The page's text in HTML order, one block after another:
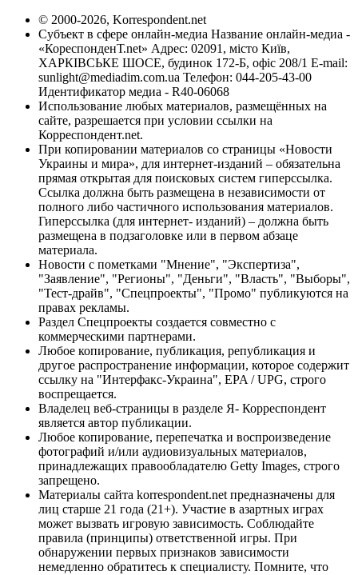
© 2000-2026, Korrespondent.net
Субъект в сфере онлайн-медиа Название онлайн-медиа -
«КореспонденТ.net» Адрес: 02091, місто Київ,
ХАРКІВСЬКЕ ШОСЕ, будинок 172-Б, офіс 208/1 E-mail:
sunlight@mediadim.com.ua Телефон: 044-205-43-00
Идентификатор медиа - R40-06068
Использование любых материалов, размещённых на
сайте, разрешается при условии ссылки на
Корреспондент.net.
При копировании материалов со страницы «Новости
Украины и мира», для интернет-изданий – обязательна
прямая открытая для поисковых систем гиперссылка.
Ссылка должна быть размещена в независимости от
полного либо частичного использования материалов.
Гиперссылка (для интернет- изданий) – должна быть
размещена в подзаголовке или в первом абзаце
материала.
Новости с пометками "Мнение", "Экспертиза",
"Заявление", "Регионы", "Деньги", "Власть", "Выборы",
"Тест-драйв", "Спецпроекты", "Промо" публикуются на
правах рекламы.
Раздел Спецпроекты создается совместно с
коммерческими партнерами.
Любое копирование, публикация, републикация и
другое распространение информации, которое содержит
ссылку на "Интерфакс-Украина", EPA / UPG, строго
воспрещается.
Владелец веб-страницы в разделе Я- Корреспондент
является автор публикации.
Любое копирование, перепечатка и воспроизведение
фотографий и/или аудиовизуальных материалов,
принадлежащих правообладателю Getty Images, строго
запрещено.
Материалы сайта korrespondent.net предназначены для
лиц старше 21 года (21+). Участие в азартных играх
может вызвать игровую зависимость. Соблюдайте
правила (принципы) ответственной игры. При
обнаружении первых признаков зависимости
немедленно обратитесь к специалисту. Помните, что